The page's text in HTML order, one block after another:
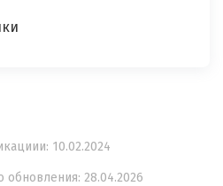
10.02.2024
обновления: 28.04.2026